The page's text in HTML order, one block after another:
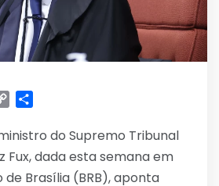
Copy
do Supremo Tribunal
Fux, dada esta semana em
Brasília (BRB), aponta